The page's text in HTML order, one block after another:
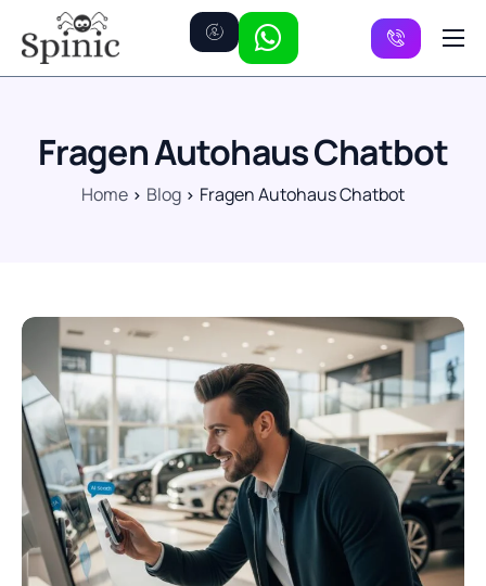
Preise
FAQ
Fragen Autohaus Chatbot
Home Blog Fragen Autohaus Chatbot